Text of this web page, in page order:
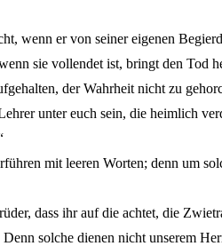
wenn er von seiner eigenen
sie vollendet ist, bringt den Tod
der Wahrheit nicht zu
unter euch sein, die heimlich
mit leeren Worten; denn um
dass ihr auf die achtet, die
solche dienen nicht unserem